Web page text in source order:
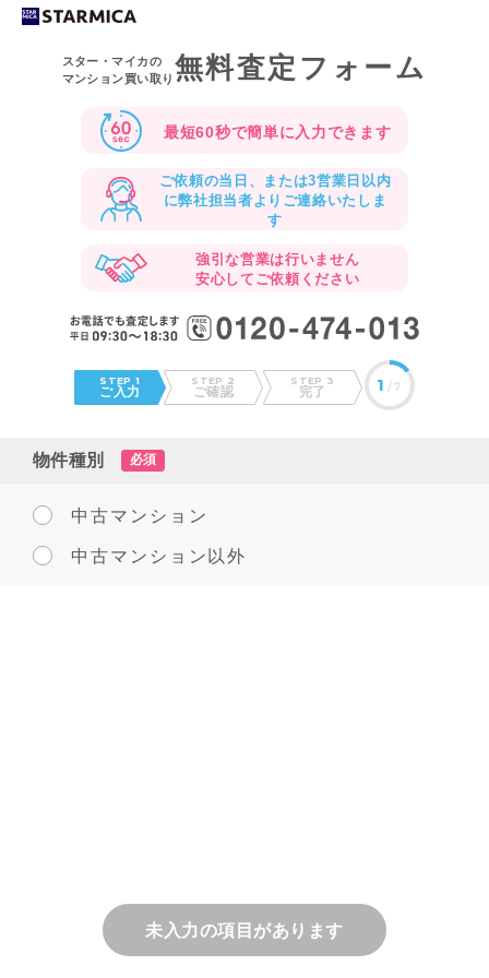
スター・マイカの
マンション買い取り 無料査定フォーム
最短60秒で簡単に入力できます
ご依頼の当日、または3営業日以内
に弊社担当者よりご連絡いたしま
す
強引な営業は行いません
安心してご依頼ください
STEP 1
ご入力
STEP 2
ご確認
STEP 3
完了 1 /7
物件種別 必須
中古マンション
中古マンション以外
未入力の項目があります